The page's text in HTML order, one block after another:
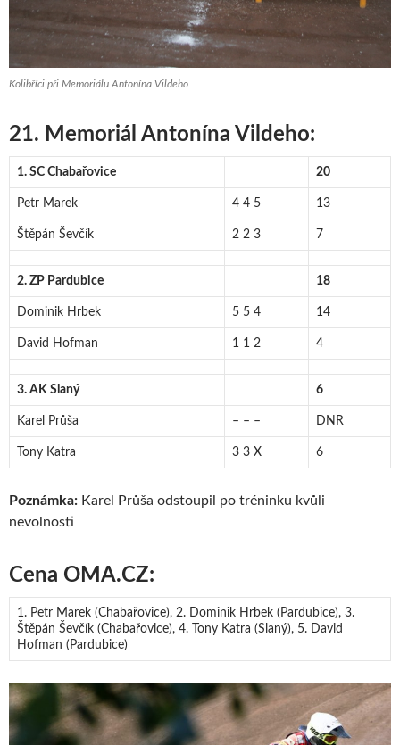
Kolibříci při Memoriálu Antonína Vildeho
21. Memoriál Antonína Vildeho:
1. SC Chabařovice 20
Petr Marek 4 4 5 13
Štěpán Ševčík 2 2 3 7
2. ZP Pardubice 18
Dominik Hrbek 5 5 4 14
David Hofman 1 1 2 4
3. AK Slaný 6
Karel Průša – – – DNR
Tony Katra 3 3 X 6
Poznámka: Karel Průša odstoupil po tréninku kvůli
nevolnosti
Cena OMA.CZ:
1. Petr Marek (Chabařovice), 2. Dominik Hrbek (Pardubice), 3.
Štěpán Ševčík (Chabařovice), 4. Tony Katra (Slaný), 5. David
Hofman (Pardubice)